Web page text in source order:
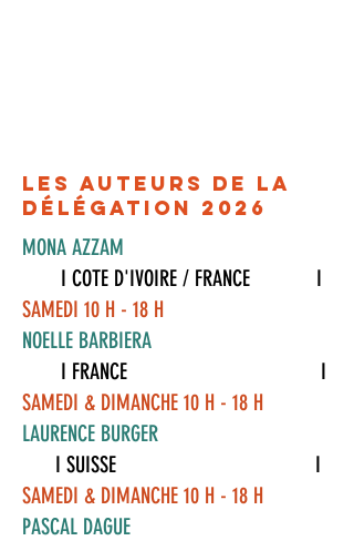
LES AUTEURS DE LA
DÉLÉGATION 2026
MONA AZZAM
I COTE D'IVOIRE / FRANCE I
SAMEDI 10 H - 18 H
NOELLE BARBIERA
I FRANCE I
SAMEDI & DIMANCHE 10 H - 18 H
LAURENCE BURGER
I SUISSE I
SAMEDI & DIMANCHE 10 H - 18 H
PASCAL DAGUE